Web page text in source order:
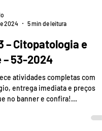
2024
5 min de leitura
– Citopatologia e
– 53-2024
atividades completas com